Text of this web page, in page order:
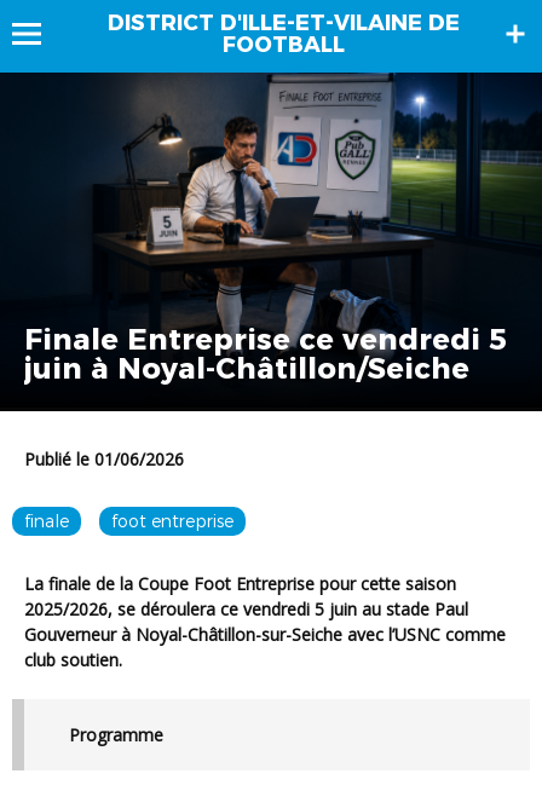
DISTRICT D'ILLE-ET-VILAINE DE
FOOTBALL
Finale Entreprise ce vendredi 5
juin à Noyal-Châtillon/Seiche
Publié le 01/06/2026
finale foot entreprise
La finale de la Coupe Foot Entreprise pour cette saison
2025/2026, se déroulera ce vendredi 5 juin au stade Paul
Gouverneur à Noyal-Châtillon-sur-Seiche avec l’USNC comme
club soutien.
Programme